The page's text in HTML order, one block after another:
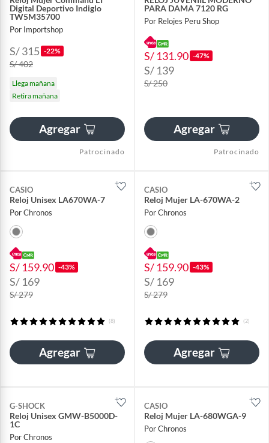
Digital Deportivo Indiglo
TW5M35700
Por Importshop
S/ 315 -22%
S/ 402
Llega mañana
Retira mañana
Agregar
Patrocinado
PARA DAMA 7120 RG
Por Relojes Peru Shop
S/ 131.90 -47%
S/ 139
S/ 250
Agregar
Patrocinado
CASIO
Reloj Unisex LA670WA-7
Por Chronos
S/ 159.90 -43%
S/ 169
S/ 279
(8)
Agregar
CASIO
Reloj Mujer LA-670WA-2
Por Chronos
S/ 159.90 -43%
S/ 169
S/ 279
(2)
Agregar
G-SHOCK
Reloj Unisex GMW-B5000D-
1C
Por Chronos
CASIO
Reloj Mujer LA-680WGA-9
Por Chronos